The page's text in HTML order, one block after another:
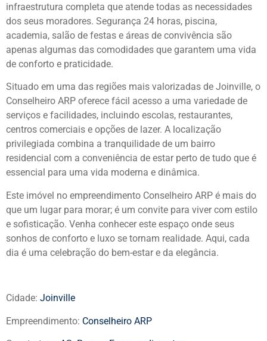
infraestrutura completa que atende todas as necessidades
dos seus moradores. Segurança 24 horas, piscina,
academia, salão de festas e áreas de convivência são
apenas algumas das comodidades que garantem uma vida
de conforto e praticidade.
Situado em uma das regiões mais valorizadas de Joinville, o
Conselheiro ARP oferece fácil acesso a uma variedade de
serviços e facilidades, incluindo escolas, restaurantes,
centros comerciais e opções de lazer. A localização
privilegiada combina a tranquilidade de um bairro
residencial com a conveniência de estar perto de tudo que é
essencial para uma vida moderna e dinâmica.
Este imóvel no empreendimento Conselheiro ARP é mais do
que um lugar para morar; é um convite para viver com estilo
e sofisticação. Venha conhecer este espaço onde seus
sonhos de conforto e luxo se tornam realidade. Aqui, cada
dia é uma celebração do bem-estar e da elegância.
Cidade: Joinville
Empreendimento: Conselheiro ARP